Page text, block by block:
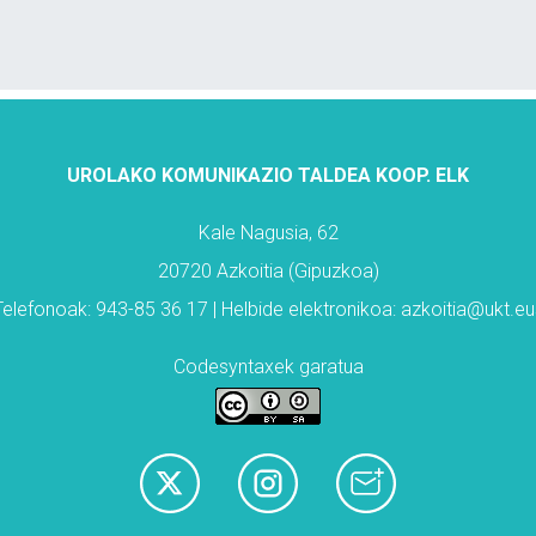
UROLAKO KOMUNIKAZIO TALDEA KOOP. ELK
Kale Nagusia, 62
20720 Azkoitia (Gipuzkoa)
943-85 36 17 | Helbide elektronikoa:
Codesyntaxek garatua